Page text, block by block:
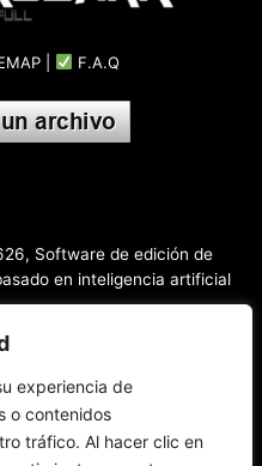
experiencia de
o contenidos
tráfico. Al hacer clic en
F.A.Q
Software de edición de
en inteligencia artificial
fácil y rápidamente
Estable [Instalador
profesional de